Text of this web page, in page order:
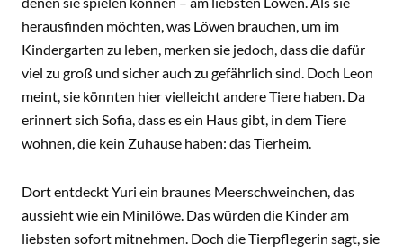
herausfinden möchten, was Löwen brauchen, um im
Kindergarten zu leben, merken sie jedoch, dass die dafür
viel zu groß und sicher auch zu gefährlich sind. Doch Leon
meint, sie könnten hier vielleicht andere Tiere haben. Da
erinnert sich Sofia, dass es ein Haus gibt, in dem Tiere
wohnen, die kein Zuhause haben: das Tierheim.
Dort entdeckt Yuri ein braunes Meerschweinchen, das
aussieht wie ein Minilöwe. Das würden die Kinder am
liebsten sofort mitnehmen. Doch die Tierpflegerin sagt, sie